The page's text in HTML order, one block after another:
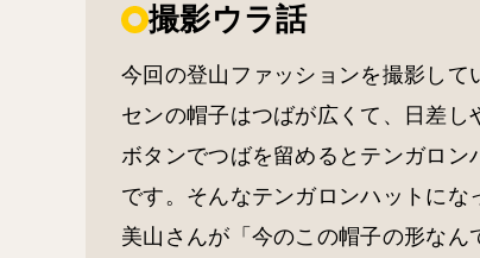
撮影ウラ話
今回の登山ファッションを撮影し
センの帽子はつばが広くて、日差し
ボタンでつばを留めるとテンガロン
です。そんなテンガロンハットにな
美山さんが「今のこの帽子の形なん